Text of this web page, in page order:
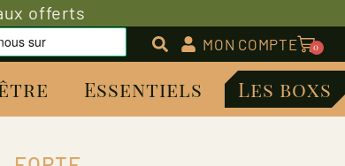
offerts
MON COMPTE 0
Essentiels Les boxs